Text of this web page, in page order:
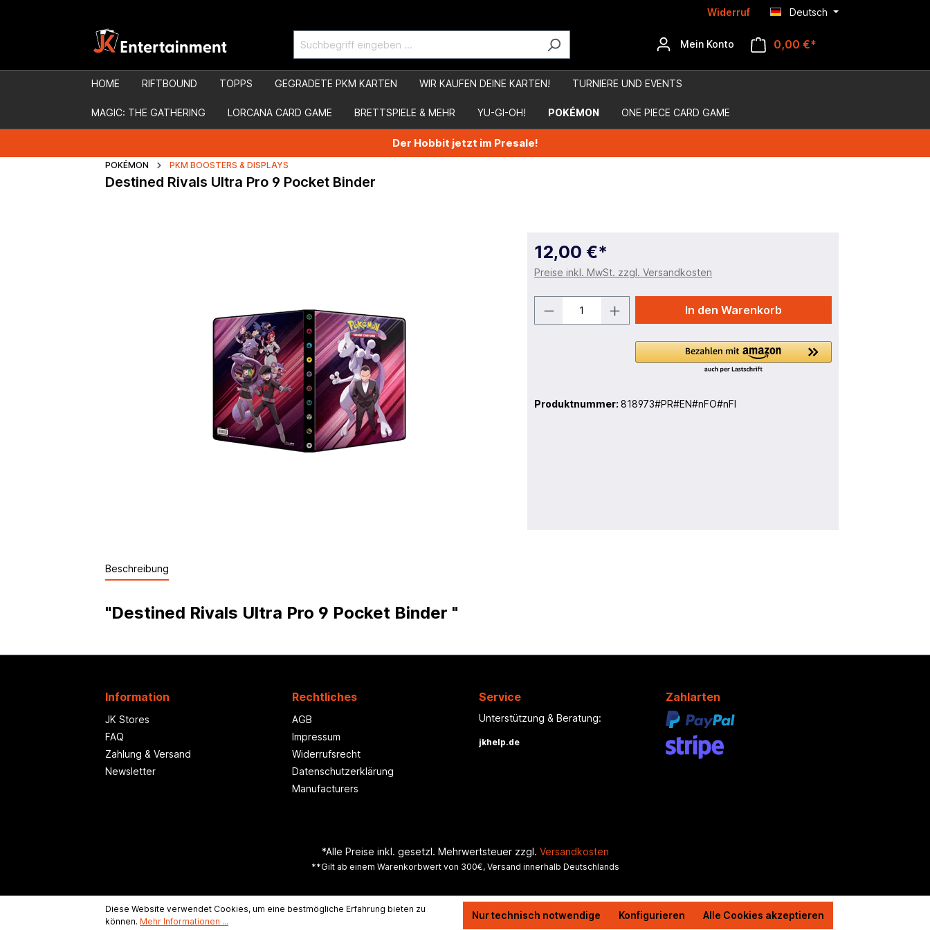
Widerruf Deutsch
Mein Konto 0,00 €*
HOME RIFTBOUND TOPPS GEGRADETE PKM KARTEN WIR KAUFEN DEINE KARTEN! TURNIERE UND EVENTS
MAGIC: THE GATHERING LORCANA CARD GAME BRETTSPIELE & MEHR YU-GI-OH! POKÉMON ONE PIECE CARD GAME
Der Hobbit jetzt im Presale!
POKÉMON PKM BOOSTERS & DISPLAYS
Destined Rivals Ultra Pro 9 Pocket Binder
12,00 €*
Preise inkl. MwSt. zzgl. Versandkosten
In den Warenkorb
Produktnummer: 818973#PR#EN#nFO#nFI
Beschreibung
"Destined Rivals Ultra Pro 9 Pocket Binder "
Information
JK Stores
FAQ
Zahlung & Versand
Newsletter
Rechtliches
AGB
Impressum
Widerrufsrecht
Datenschutzerklärung
Manufacturers
Service
Unterstützung & Beratung:
jkhelp.de
Zahlarten
*Alle Preise inkl. gesetzl. Mehrwertsteuer zzgl. Versandkosten
**Gilt ab einem Warenkorbwert von 300€, Versand innerhalb Deutschlands
Diese Website verwendet Cookies, um eine bestmögliche Erfahrung bieten zu
können. Mehr Informationen ...
Nur technisch notwendige Konfigurieren Alle Cookies akzeptieren